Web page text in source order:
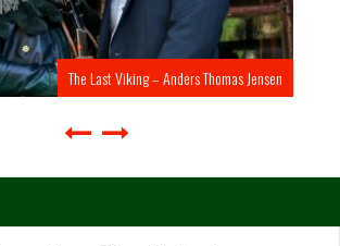
The Last Viking – Anders Thomas Jensen